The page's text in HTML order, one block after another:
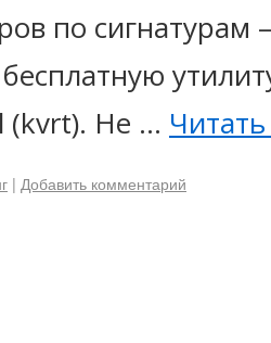
по
(kvrt). Не …
| Добавить комментарий